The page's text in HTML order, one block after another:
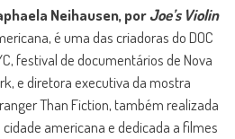
Neihausen, porJoe’s Violin
é uma das criadoras do DOC
festival de documentários de Nova
e diretora executiva da mostra
Than Fiction, também realizada
cidade americana e dedicada a filmes